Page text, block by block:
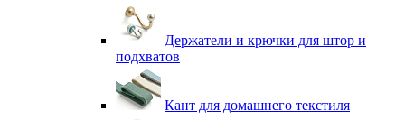
Держатели и крючки для штор и
подхватов
Кант для домашнего текстиля